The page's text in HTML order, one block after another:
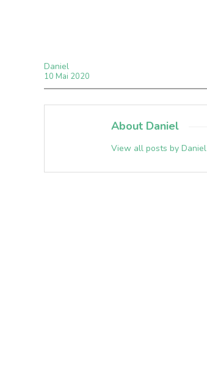
Daniel
10 Mai 2020
About Daniel
View all posts by Daniel